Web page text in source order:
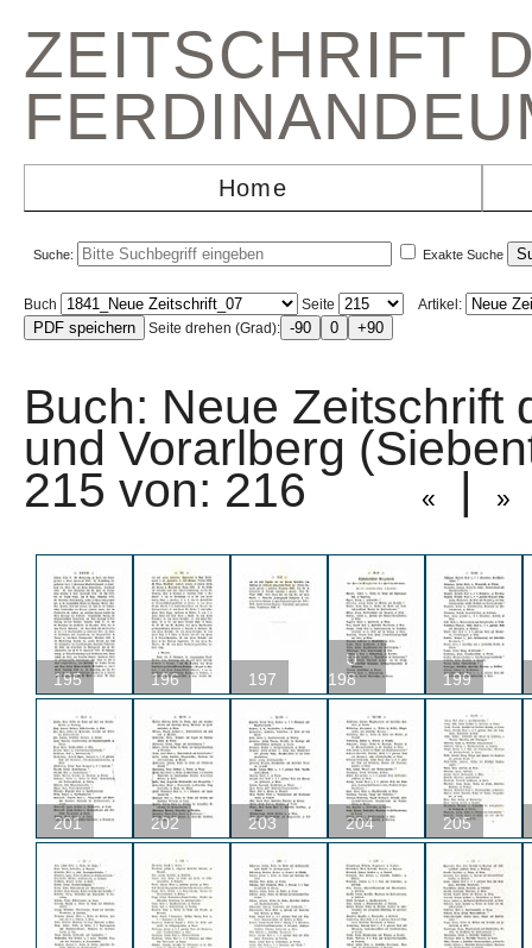
ZEITSCHRIFT
Home
Suche: Exakte Suche
Buch Seite
Artikel:
Seite drehen (Grad):
Buch: Neue Zeitschrift
und Vorarlberg
215 von: 216 « | »
195 196 197
U
198
199
201 202 203 204 205